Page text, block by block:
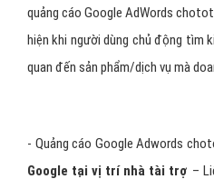
quảng cáo Google AdWords
hiện khi người dùng chủ động
quan đến sản phẩm/dịch vụ mà
- Quảng cáo Google Adwords
Google tại vị trí nhà tài trợ –